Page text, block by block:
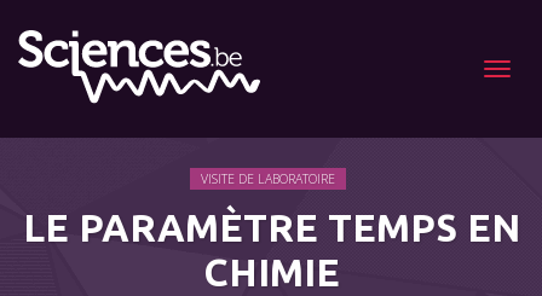
Menu
VISITE DE LABORATOIRE
LE PARAMÈTRE TEMPS EN
CHIMIE